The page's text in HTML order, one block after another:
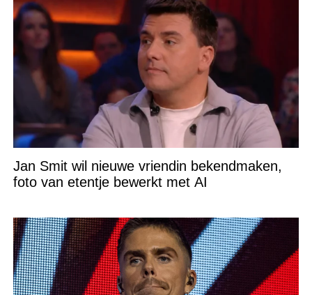
Jan Smit wil nieuwe vriendin bekendmaken,
foto van etentje bewerkt met AI